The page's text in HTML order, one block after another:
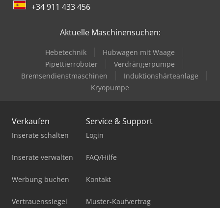
+34 911 433 456
Aktuelle Maschinensuchen:
Hebetechnik
Hubwagen mit Waage
Pipettierroboter
Verdrängerpumpe
Bremsendienstmaschinen
Induktionshärteanlage
Kryopumpe
Verkaufen
Inserate schalten
Inserate verwalten
Werbung buchen
Vertrauenssiegel
Service & Support
Login
FAQ/Hilfe
Kontakt
Muster-Kaufvertrag